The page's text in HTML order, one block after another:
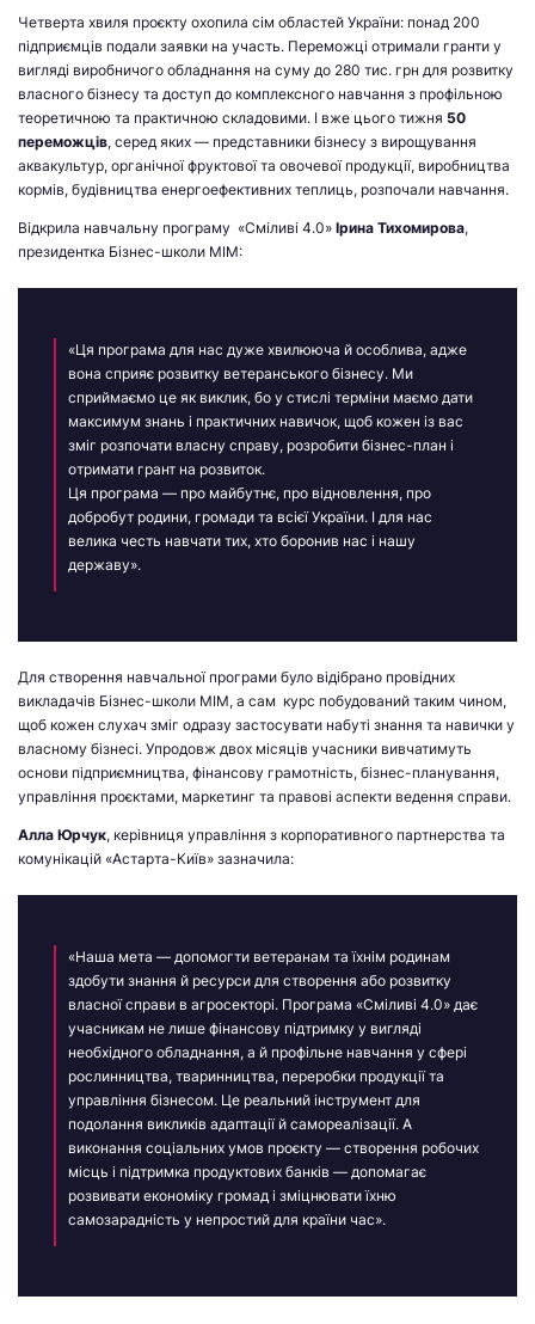
Четверта хвиля проєкту охопила сім областей України: понад 200
підприємців подали заявки на участь. Переможці отримали гранти у
вигляді виробничого обладнання на суму до 280 тис. грн для розвитку
власного бізнесу та доступ до комплексного навчання з профільною
теоретичною та практичною складовими. І вже цього тижня 50
переможців, серед яких — представники бізнесу з вирощування
аквакультур, органічної фруктової та овочевої продукції, виробництва
кормів, будівництва енергоефективних теплиць, розпочали навчання.
Відкрила навчальну програму «Сміливі 4.0» Ірина Тихомирова,
президентка Бізнес-школи МІМ:
«Ця програма для нас дуже хвилююча й особлива, адже
вона сприяє розвитку ветеранського бізнесу. Ми
сприймаємо це як виклик, бо у стислі терміни маємо дати
максимум знань і практичних навичок, щоб кожен із вас
зміг розпочати власну справу, розробити бізнес-план і
отримати грант на розвиток.
Ця програма — про майбутнє, про відновлення, про
добробут родини, громади та всієї України. І для нас
велика честь навчати тих, хто боронив нас і нашу
державу».
Для створення навчальної програми було відібрано провідних
викладачів Бізнес-школи МІМ, а сам курс побудований таким чином,
щоб кожен слухач зміг одразу застосувати набуті знання та навички у
власному бізнесі. Упродовж двох місяців учасники вивчатимуть
основи підприємництва, фінансову грамотність, бізнес-планування,
управління проєктами, маркетинг та правові аспекти ведення справи.
Алла Юрчук, керівниця управління з корпоративного партнерства та
комунікацій «Астарта-Київ» зазначила:
«Наша мета — допомогти ветеранам та їхнім родинам
здобути знання й ресурси для створення або розвитку
власної справи в агросекторі. Програма «Сміливі 4.0» дає
учасникам не лише фінансову підтримку у вигляді
необхідного обладнання, а й профільне навчання у сфері
рослинництва, тваринництва, переробки продукції та
управління бізнесом. Це реальний інструмент для
подолання викликів адаптації й самореалізації. А
виконання соціальних умов проєкту — створення робочих
місць і підтримка продуктових банків — допомагає
розвивати економіку громад і зміцнювати їхню
самозарадність у непростий для країни час».